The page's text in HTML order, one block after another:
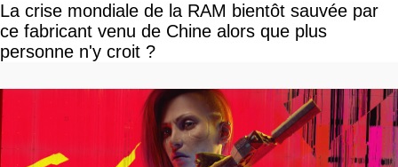
La crise mondiale de la RAM bientôt sauvée par
ce fabricant venu de Chine alors que plus
personne n'y croit ?